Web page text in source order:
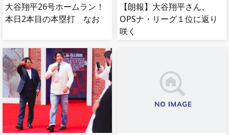
大谷翔平26号ホームラン！
本日2本目の本塁打 なお
【朗報】大谷翔平さん、
OPSナ・リーグ１位に返り
咲く